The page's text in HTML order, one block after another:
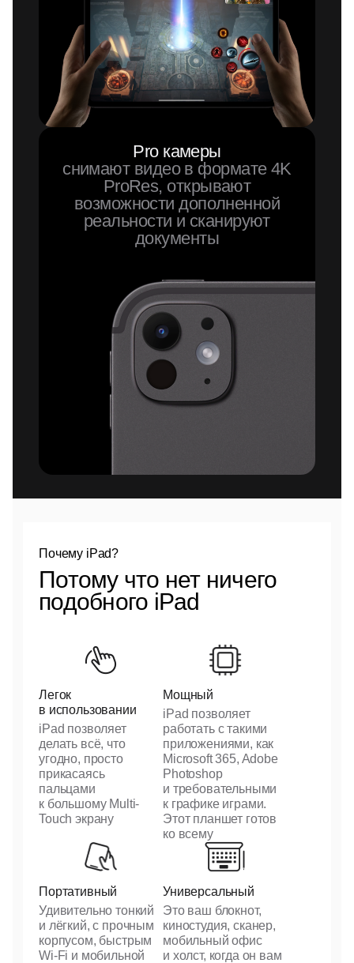
Pro камеры
снимают видео в формате 4K
ProRes, открывают
возможности дополненной
реальности и сканируют
документы
Почему iPad?
Потому что нет ничего
подобного iPad
Легок
в использовании
iPad позволяет
делать всё, что
угодно, просто
прикасаясь
пальцами
к большому Multi-
Touch экрану
Мощный
iPad позволяет
работать с такими
приложениями, как
Microsoft 365, Adobe
Photoshop
и требовательными
к графике играми.
Этот планшет готов
ко всему
Портативный
Удивительно тонкий
и лёгкий, с прочным
корпусом, быстрым
Wi-Fi и мобильной
Универсальный
Это ваш блокнот,
киностудия, сканер,
мобильный офис
и холст, когда он вам